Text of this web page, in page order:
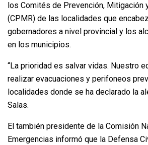
los Comités de Prevención, Mitigación
(CPMR) de las localidades que
gobernadores a nivel provincial y los
en los municipios.
“La prioridad es salvar vidas. Nuestro
realizar evacuaciones y perifoneos
localidades donde se ha declarado la
Salas.
El también presidente de la Comisión
Emergencias informó que la Defensa